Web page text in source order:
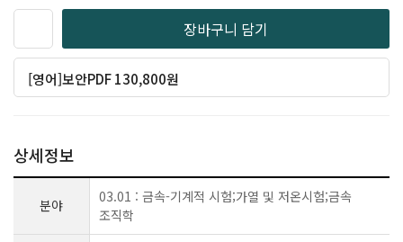
장바구니 담기
[영어]보안PDF 130,800원
상세정보
분야
03.01 : 금속-기계적 시험;가열 및 저온시험;금속
조직학